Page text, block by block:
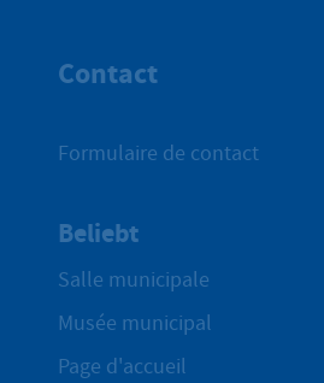
Contact
Formulaire de contact
Beliebt
Salle municipale
Musée municipal
Page d'accueil